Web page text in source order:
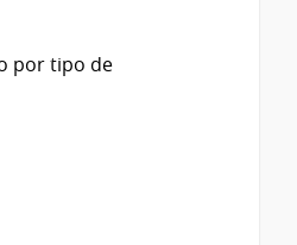
por tipo de